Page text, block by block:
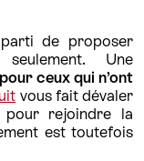
de proposer
Une
pour ceux qui n’ont
vous fait dévaler
rejoindre la
est toutefois